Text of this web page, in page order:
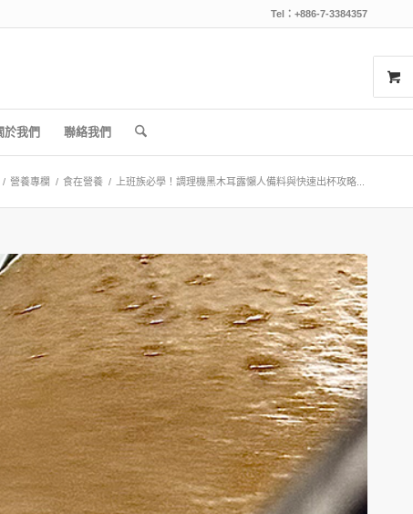
Tel：+886-7-3384357
於我們 聯絡我們
/ 營養專欄 / 食在營養 / 上班族必學！調理機黑木耳露懶人備料與快速出杯攻略...